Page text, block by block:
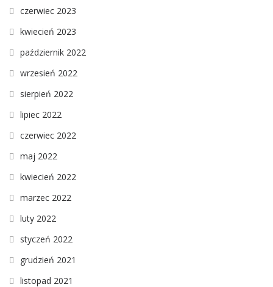
czerwiec 2023
kwiecień 2023
październik 2022
wrzesień 2022
sierpień 2022
lipiec 2022
czerwiec 2022
maj 2022
kwiecień 2022
marzec 2022
luty 2022
styczeń 2022
grudzień 2021
listopad 2021